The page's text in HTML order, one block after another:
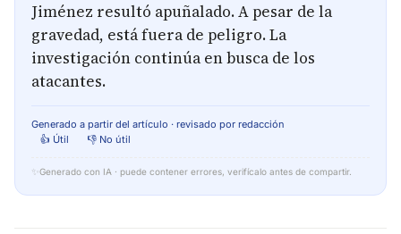
Jiménez resultó apuñalado. A pesar de la
gravedad, está fuera de peligro. La
investigación continúa en busca de los
atacantes.
Generado a partir del artículo · revisado por redacción
👍 Útil
👎 No útil
✨ Generado con IA · puede contener errores, verifícalo antes de compartir.